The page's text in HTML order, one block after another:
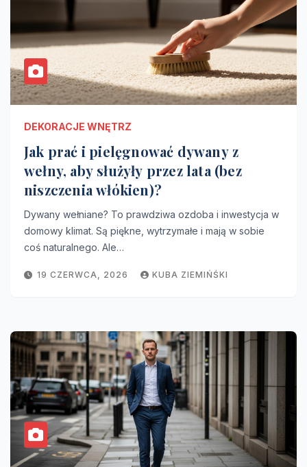
DEKORACJE WNĘTRZ
Jak prać i pielęgnować dywany z
wełny, aby służyły przez lata (bez
niszczenia włókien)?
Dywany wełniane? To prawdziwa ozdoba i inwestycja w
domowy klimat. Są piękne, wytrzymałe i mają w sobie
coś naturalnego. Ale…
19 CZERWCA, 2026 KUBA ZIEMIŃŚKI